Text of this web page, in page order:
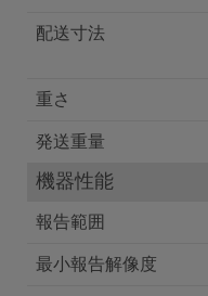
配送寸法
重さ
発送重量
機器性能
報告範囲
最小報告解像度